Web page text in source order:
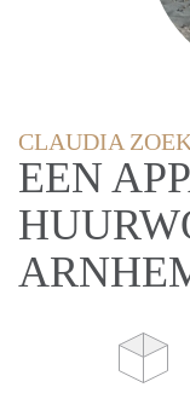
CLAUDIA
EEN